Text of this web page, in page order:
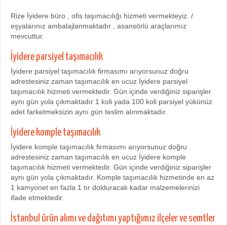
Rize İyidere büro , ofis taşımacılığı hizmeti vermekteyiz. /
eşyalarınız ambalajlanmaktadır , asansörlü araçlarımız
mevcuttur.
İyidere parsiyel taşımacılık
İyidere parsiyel taşımacılık firmasımı arıyorsunuz doğru
adrestesiniz zaman taşımacılık en ucuz İyidere parsiyel
taşımacılık hizmeti vermektedir. Gün içinde verdiğiniz siparişler
aynı gün yola çıkmaktadır 1 koli yada 100 koli parsiyel yükünüz
adet farketmeksizin aynı gün teslim alınmaktadır.
İyidere komple taşımacılık
İyidere komple taşımacılık firmasımı arıyorsunuz doğru
adrestesiniz zaman taşımacılık en ucuz İyidere komple
taşımacılık hizmeti vermektedir. Gün içinde verdiğiniz siparişler
aynı gün yola çıkmaktadır. Komple taşımacılık hizmetinde en az
1 kamyonet en fazla 1 tır dolduracak kadar malzemelerinizi
ifade etmektedir.
İstanbul ürün alımı ve dağıtımı yaptığımız ilçeler ve semtler